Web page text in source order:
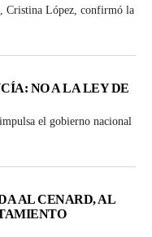
Cristina López, confirmó la
NO A LA LEY DE
el gobierno nacional
AL CENARD, AL